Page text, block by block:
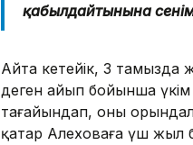
қабылдайтынына
Айта кетейік, 3 тамызда
деген айып бойынша
тағайындап, оның
қатар Алеховаға үш жыл